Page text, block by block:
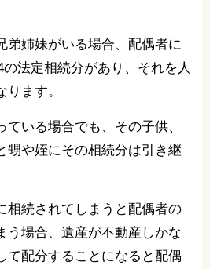
弟姉妹がいる場合、配偶者に
法定相続分があり、それを人
ます。
ている場合でも、その子供、
甥や姪にその相続分は引き継
相続されてしまうと配偶者の
う場合、遺産が不動産しかな
て配分することになると配偶